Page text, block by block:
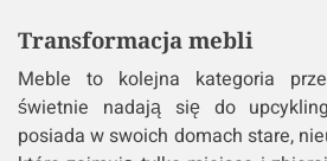
Transformacja mebli
Meble to kolejna kategoria
świetnie nadają się do
posiada w swoich domach stare,